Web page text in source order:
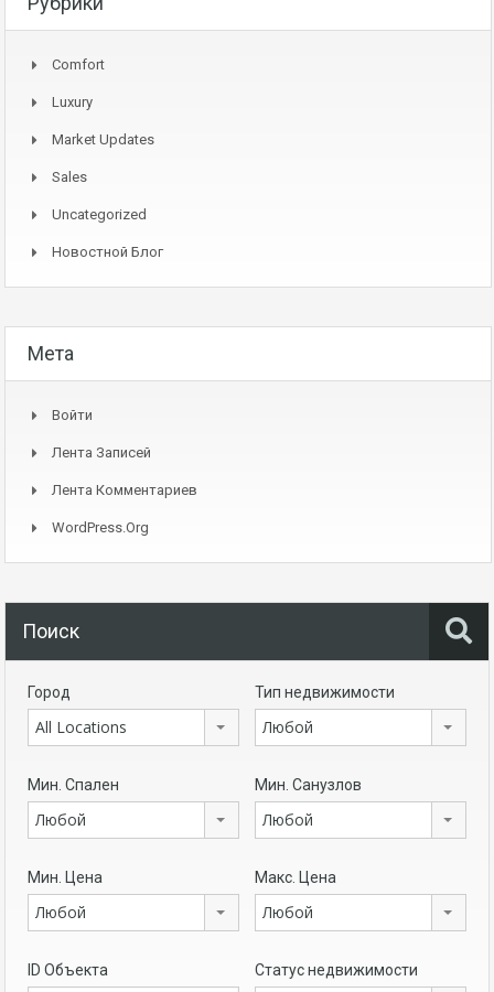
Comfort
Luxury
Market Updates
Sales
Uncategorized
Новостной Блог
Мета
Войти
Лента Записей
Лента Комментариев
WordPress.org
Поиск
Город
All Locations
Тип недвижимости
Любой
Мин. Спален
Любой
Мин. Санузлов
Любой
Мин. Цена
Любой
Макс. Цена
Любой
ID Объекта Статус недвижимости